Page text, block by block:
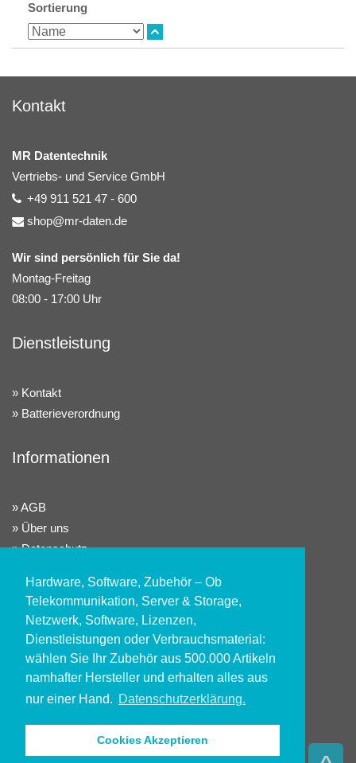
Hardware, Software, Zubehör – Ob
Telekommunikation, Server & Storage,
Netzwerk, Software, Lizenzen,
Dienstleistungen oder Verbrauchsmaterial:
wählen Sie Ihr Zubehör aus 500.000 Artikeln
namhafter Hersteller und erhalten alles aus
nur einer Hand. Datenschutzerklärung.
Cookies Akzeptieren
Sortierung
Kontakt
MR Datentechnik
Vertriebs- und Service GmbH
+49 911 521 47 - 600
shop@mr-daten.de
Wir sind persönlich für Sie da!
Montag-Freitag
08:00 - 17:00 Uhr
Dienstleistung
Kontakt
Batterieverordnung
Informationen
AGB
Über uns
Datenschutz
Impressum
Konto
Kundenlogin
Registrieren
Alle Preisangaben sind exkl. gesetzl. MwSt. zzgl.
Versandkosten